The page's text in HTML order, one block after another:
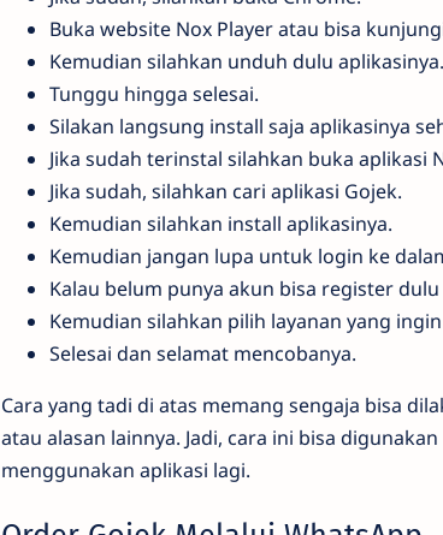
Buka website Nox Player atau bisa
Kemudian silahkan unduh dulu aplikasinya.
Tunggu hingga selesai.
Silakan langsung install saja aplikasinya
Jika sudah terinstal silahkan buka aplikasi
Jika sudah, silahkan cari aplikasi Gojek.
Kemudian silahkan install aplikasinya.
Kemudian jangan lupa untuk login ke
Kalau belum punya akun bisa register dulu
Kemudian silahkan pilih layanan yang
Selesai dan selamat mencobanya.
Cara yang tadi di atas memang sengaja bisa
atau alasan lainnya. Jadi, cara ini bisa
menggunakan aplikasi lagi.